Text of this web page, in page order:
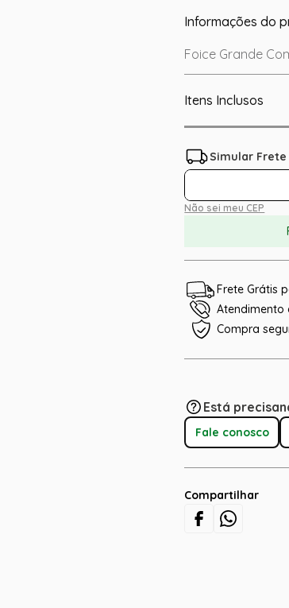
Informações do
Foice Grande
Itens Inclusos
Não sei meu CEP
Frete Grátis
Atendimento
Compra
Está
Fale conosco
Compartilhar